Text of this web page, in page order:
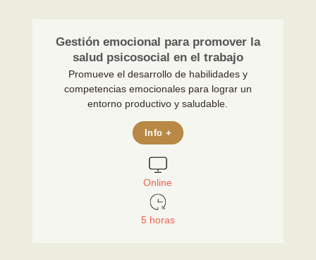
Gestión emocional para promover la
salud psicosocial en el trabajo
Promueve el desarrollo de habilidades y
competencias emocionales para lograr un
entorno productivo y saludable.
Info +
Online
5 horas